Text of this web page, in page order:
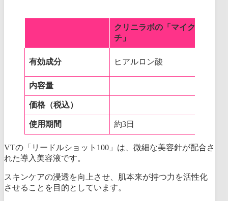
クリニラボの「マイクロニー
チ」
有効成分 ヒアルロン酸
内容量
価格（税込）
使用期間 約3日
VTの「リードルショット100」は、微細な美容針が配合さ
れた導入美容液です。
スキンケアの浸透を向上させ、肌本来が持つ力を活性化
させることを目的としています。